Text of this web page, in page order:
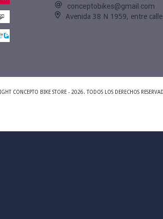
conceptobikes@gmail.com
Avenida 38 N 1959, entre
CONCEPTO BIKE STORE - 2026. TODOS LOS DERECHOS